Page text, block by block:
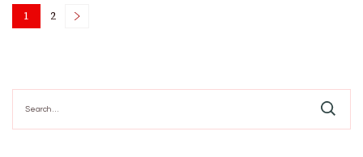
Posts
Page
1 Page
2
for: